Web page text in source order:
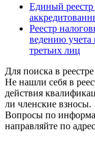
Единый реестр
Реестр
ведению учета
третьих лиц
Для поиска в
Не нашли себя в
действия
ли членские взносы.
Вопросы по
направляйте по